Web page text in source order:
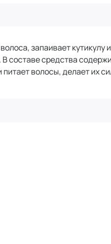
запаивает
составе средства
волосы, делает их